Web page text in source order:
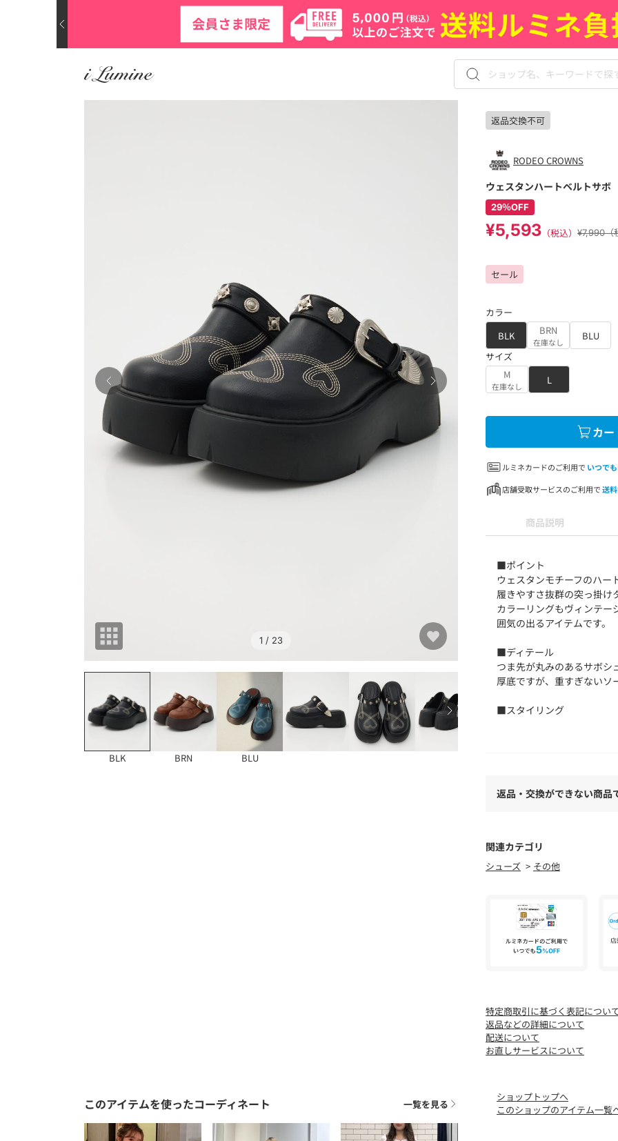
返品交換不可
1 / 23
BLK BRN BLU
RODEO CROWNS
ウェスタンハートベルトサボ
29％OFF
¥5,593 （税込） ¥7,990（
セール
カラー
BLK
BRN
在庫なし
BLU
サイズ
M
在庫なし L
カ
ルミネカードのご利用で いつでも
店舗受取サービスのご利用で送
商品説明
■ポイント
ウェスタンモチーフのハー
履きやすさ抜群の突っ掛け
カラーリングもヴィンテー
囲気の出るアイテムです。
■ディテール
つま先が丸みのあるサボシ
厚底ですが、重すぎないソ
■スタイリング
※画像の商品は光の照射や
返品・交換ができない商品
関連カテゴリ
シューズ その他
特定商取引に基づく表記につい
返品などの詳細について
配送について
お直しサービスについて
このアイテムを使ったコーディネート 一覧を見る
ショップトップへ
このショップのアイテム一覧